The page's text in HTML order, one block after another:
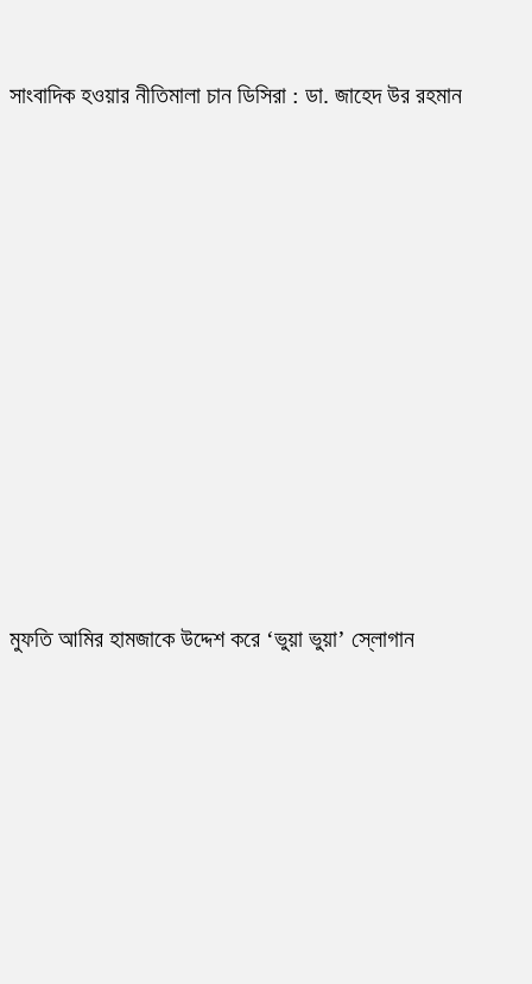
সাংবাদিক হওয়ার নীতিমালা চান ডিসিরা : ডা. জাহেদ উর রহমান
মুফতি আমির হামজাকে উদ্দেশ করে ‘ভুয়া ভুয়া’ স্লোগান